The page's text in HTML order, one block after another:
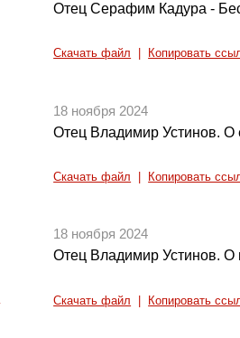
Отец Серафим Кадура -
Скачать файл Копировать
18 ноября 2024
Отец Владимир Устинов. О
Скачать файл Копировать
18 ноября 2024
Отец Владимир Устинов. О
Скачать файл Копировать